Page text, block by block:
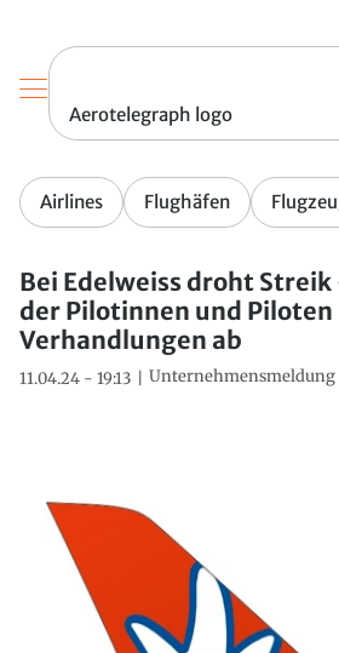
Aerotelegraph logo
Airlines Flughäfen
Bei Edelweiss droht
der Pilotinnen und
Verhandlungen ab
11.04.24 - 19:13 Unternehmensmeldung